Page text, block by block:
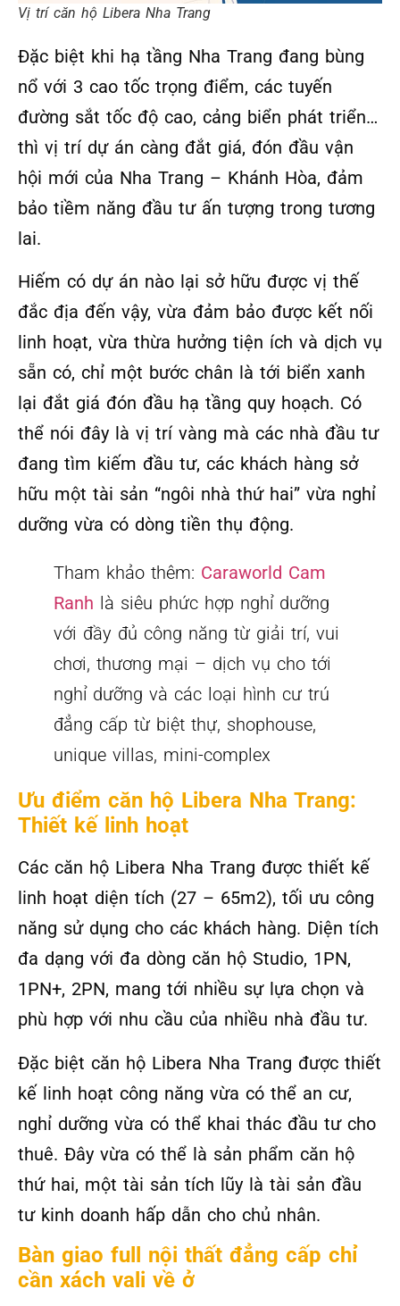
Vị trí căn hộ Libera Nha Trang
Đặc biệt khi hạ tầng Nha Trang đang bùng
nổ với 3 cao tốc trọng điểm, các tuyến
đường sắt tốc độ cao, cảng biển phát triển…
thì vị trí dự án càng đắt giá, đón đầu vận
hội mới của Nha Trang – Khánh Hòa, đảm
bảo tiềm năng đầu tư ấn tượng trong tương
lai.
Hiếm có dự án nào lại sở hữu được vị thế
đắc địa đến vậy, vừa đảm bảo được kết nối
linh hoạt, vừa thừa hưởng tiện ích và dịch vụ
sẵn có, chỉ một bước chân là tới biển xanh
lại đắt giá đón đầu hạ tầng quy hoạch. Có
thể nói đây là vị trí vàng mà các nhà đầu tư
đang tìm kiếm đầu tư, các khách hàng sở
hữu một tài sản “ngôi nhà thứ hai” vừa nghỉ
dưỡng vừa có dòng tiền thụ động.
Tham khảo thêm: Caraworld Cam
Ranh là siêu phức hợp nghỉ dưỡng
với đầy đủ công năng từ giải trí, vui
chơi, thương mại – dịch vụ cho tới
nghỉ dưỡng và các loại hình cư trú
đẳng cấp từ biệt thự, shophouse,
unique villas, mini-complex
Ưu điểm căn hộ Libera Nha Trang:
Thiết kế linh hoạt
Các căn hộ Libera Nha Trang được thiết kế
linh hoạt diện tích (27 – 65m2), tối ưu công
năng sử dụng cho các khách hàng. Diện tích
đa dạng với đa dòng căn hộ Studio, 1PN,
1PN+, 2PN, mang tới nhiều sự lựa chọn và
phù hợp với nhu cầu của nhiều nhà đầu tư.
Đặc biệt căn hộ Libera Nha Trang được thiết
kế linh hoạt công năng vừa có thể an cư,
nghỉ dưỡng vừa có thể khai thác đầu tư cho
thuê. Đây vừa có thể là sản phẩm căn hộ
thứ hai, một tài sản tích lũy là tài sản đầu
tư kinh doanh hấp dẫn cho chủ nhân.
Bàn giao full nội thất đẳng cấp chỉ
cần xách vali về ở